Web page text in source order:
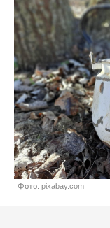
Фото: pixabay.com